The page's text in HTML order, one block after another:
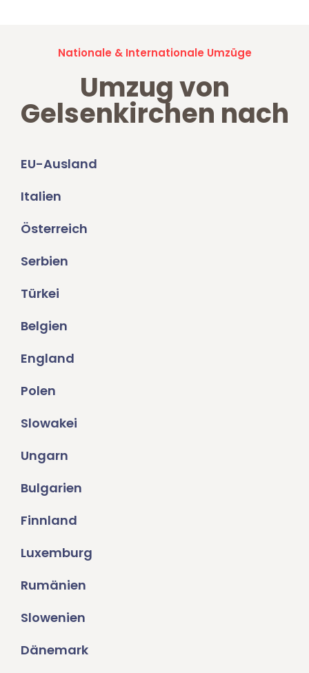
Nationale & Internationale Umzüge
Umzug von
Gelsenkirchen nach
EU-Ausland
Italien
Österreich
Serbien
Türkei
Belgien
England
Polen
Slowakei
Ungarn
Bulgarien
Finnland
Luxemburg
Rumänien
Slowenien
Dänemark